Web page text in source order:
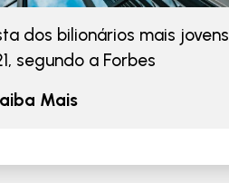
dos bilionários mais jovens
segundo a Forbes
Mais